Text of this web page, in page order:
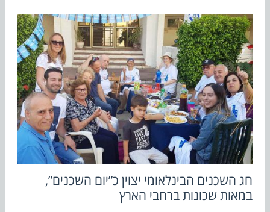
חג השכנים הבינלאומי יצוין כ”יום השכנים”,
במאות שכונות ברחבי הארץ